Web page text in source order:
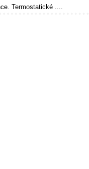
Termostatické ....